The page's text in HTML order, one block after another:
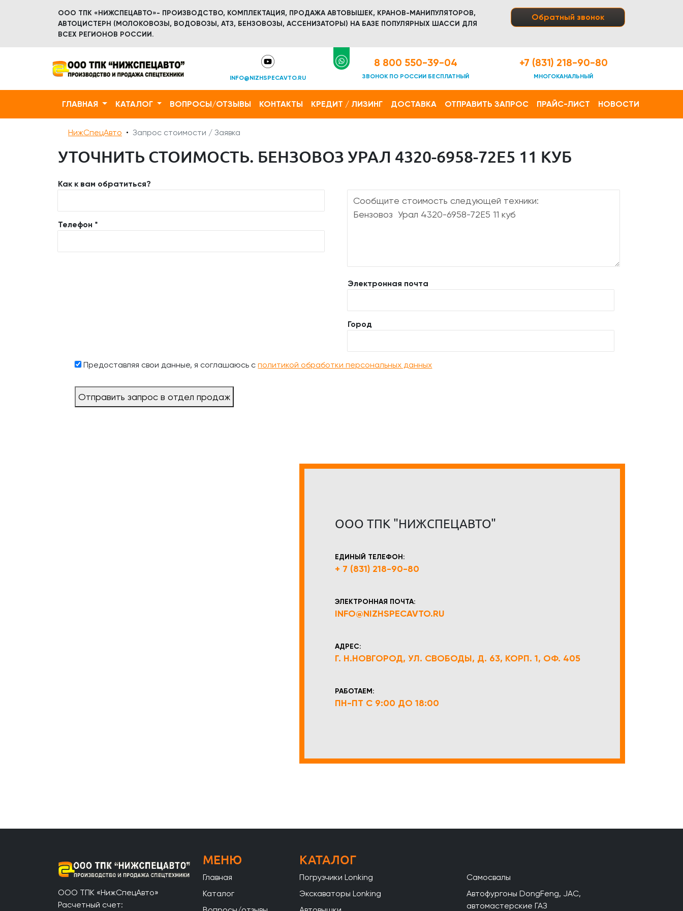
ООО ТПК «НИЖСПЕЦАВТО»- ПРОИЗВОДСТВО, КОМПЛЕКТАЦИЯ, ПРОДАЖА АВТОВЫШЕК, КРАНОВ-МАНИПУЛЯТОРОВ,
АВТОЦИСТЕРН (МОЛОКОВОЗЫ, ВОДОВОЗЫ, АТЗ, БЕНЗОВОЗЫ, АССЕНИЗАТОРЫ) НА БАЗЕ ПОПУЛЯРНЫХ ШАССИ ДЛЯ
ВСЕХ РЕГИОНОВ РОССИИ.
Обратный звонок
INFO@NIZHSPECAVTO.RU
8 800 550-39-04
ЗВОНОК ПО РОССИИ БЕСПЛАТНЫЙ
+7 (831) 218-90-80
МНОГОКАНАЛЬНЫЙ
ГЛАВНАЯ КАТАЛОГ ВОПРОСЫ/ОТЗЫВЫ КОНТАКТЫ КРЕДИТ / ЛИЗИНГ ДОСТАВКА ОТПРАВИТЬ ЗАПРОС ПРАЙС-ЛИСТ НОВОСТИ
НижСпецАвто Запрос стоимости / Заявка
УТОЧНИТЬ СТОИМОСТЬ. БЕНЗОВОЗ УРАЛ 4320-6958-72Е5 11 КУБ
Как к вам обратиться?
Телефон *
Электронная почта
Город
Предоставляя свои данные, я соглашаюсь сполитикой обработки персональных данных
Отправить запрос в отдел продаж
ООО ТПК "НИЖСПЕЦАВТО"
ЕДИНЫЙ ТЕЛЕФОН:
+ 7 (831) 218-90-80
ЭЛЕКТРОННАЯ ПОЧТА:
INFO@NIZHSPECAVTO.RU
АДРЕС:
Г. Н.НОВГОРОД, УЛ. СВОБОДЫ, Д. 63, КОРП. 1, ОФ. 405
РАБОТАЕМ:
ПН-ПТ С 9:00 ДО 18:00
ООО ТПК «НижСпецАвто»
Расчетный счет:
МЕНЮ
Главная
Каталог
КАТАЛОГ
Погрузчики Lonking
Экскаваторы Lonking
Самосвалы
Автофургоны DongFeng, JAC,
автомастерские ГАЗ